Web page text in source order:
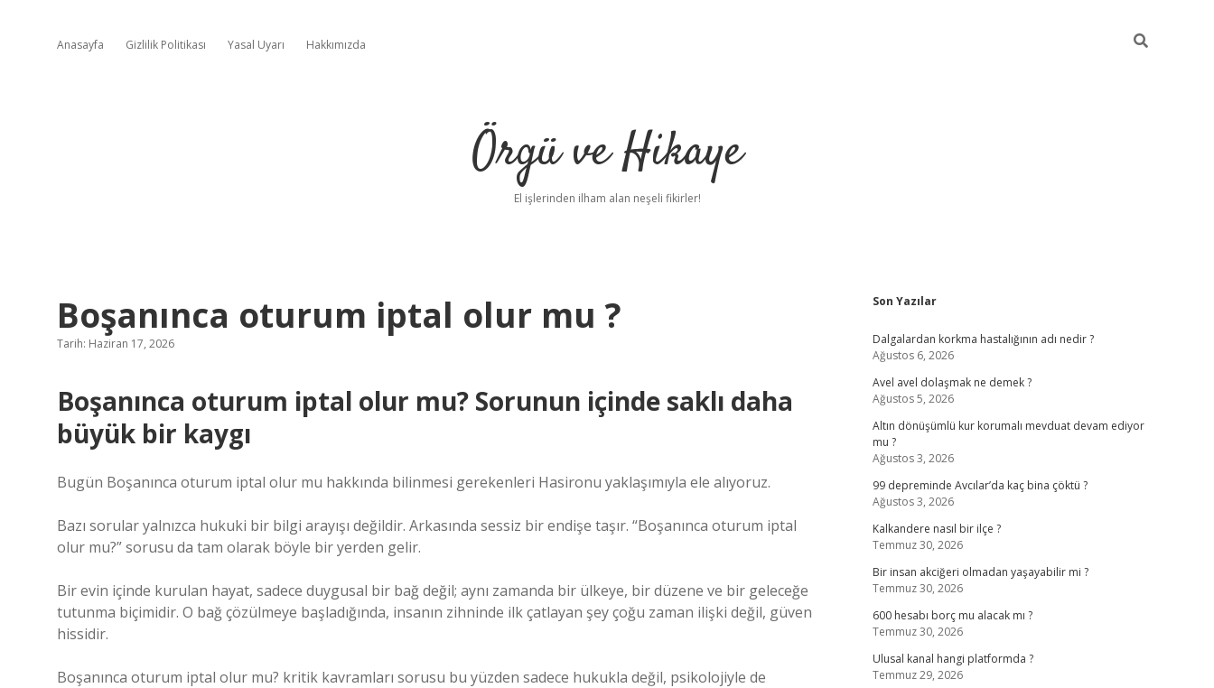
Anasayfa Gizlilik Politikası Yasal Uyarı Hakkımızda
Örgü ve Hikaye
El işlerinden ilham alan neşeli fikirler!
Boşanınca oturum iptal olur mu ?
Tarih: Haziran 17, 2026
Boşanınca oturum iptal olur mu? Sorunun içinde saklı daha
büyük bir kaygı
Bugün Boşanınca oturum iptal olur mu hakkında bilinmesi gerekenleri Hasironu yaklaşımıyla ele alıyoruz.
Bazı sorular yalnızca hukuki bir bilgi arayışı değildir. Arkasında sessiz bir endişe taşır. “Boşanınca oturum iptal
olur mu?” sorusu da tam olarak böyle bir yerden gelir.
Bir evin içinde kurulan hayat, sadece duygusal bir bağ değil; aynı zamanda bir ülkeye, bir düzene ve bir geleceğe
tutunma biçimidir. O bağ çözülmeye başladığında, insanın zihninde ilk çatlayan şey çoğu zaman ilişki değil, güven
hissidir.
Boşanınca oturum iptal olur mu? kritik kavramları sorusu bu yüzden sadece hukukla değil, psikolojiyle de
Sidebar
Son Yazılar
Dalgalardan korkma hastalığının adı nedir ?
Ağustos 6, 2026
Avel avel dolaşmak ne demek ?
Ağustos 5, 2026
Altın dönüşümlü kur korumalı mevduat devam ediyor
mu ?
Ağustos 3, 2026
99 depreminde Avcılar’da kaç bina çöktü ?
Ağustos 3, 2026
Kalkandere nasıl bir ilçe ?
Temmuz 30, 2026
Bir insan akciğeri olmadan yaşayabilir mi ?
Temmuz 30, 2026
600 hesabı borç mu alacak mı ?
Temmuz 30, 2026
Ulusal kanal hangi platformda ?
Temmuz 29, 2026